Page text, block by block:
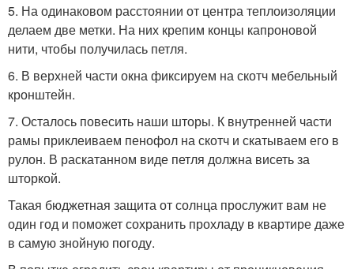
5. На одинаковом расстоянии от центра теплоизоляции
делаем две метки. На них крепим концы капроновой
нити, чтобы получилась петля.
6. В верхней части окна фиксируем на скотч мебельный
кронштейн.
7. Осталось повесить наши шторы. К внутренней части
рамы приклеиваем пенофол на скотч и скатываем его в
рулон. В раскатанном виде петля должна висеть за
шторкой.
Такая бюджетная защита от солнца прослужит вам не
один год и поможет сохранить прохладу в квартире даже
в самую знойную погоду.